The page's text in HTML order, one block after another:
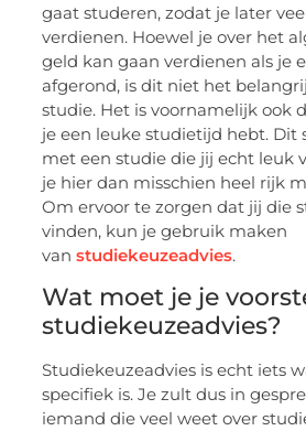
gaat studeren, zodat je later
verdienen. Hoewel je over het
geld kan gaan verdienen als je
afgerond, is dit niet het
studie. Het is voornamelijk ook
je een leuke studietijd hebt. Dit
met een studie die jij echt leuk
je hier dan misschien heel rijk
Om ervoor te zorgen dat jij die
vinden, kun je gebruik maken
vanstudiekeuzeadvies.
Wat moet je je
studiekeuzeadvies?
Studiekeuzeadvies is echt iets
specifiek is. Je zult dus in
iemand die veel weet over